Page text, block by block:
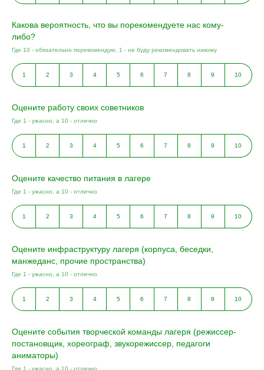
Какова вероятность, что вы порекомендуете нас кому-
либо?
Где 10 - обязательно порекомендую, 1 - не буду рекомендовать никому
1 2 3 4 5 6 7 8 9 10
Оцените работу своих советников
Где 1 - ужасно, а 10 - отлично
1 2 3 4 5 6 7 8 9 10
Оцените качество питания в лагере
Где 1 - ужасно, а 10 - отлично
1 2 3 4 5 6 7 8 9 10
Оцените инфраструктуру лагеря (корпуса, беседки,
манжеданс, прочие пространства)
Где 1 - ужасно, а 10 - отлично
1 2 3 4 5 6 7 8 9 10
Оцените события творческой команды лагеря (режиссер-
постановщик, хореограф, звукорежиссер, педагоги
аниматоры)
Где 1 - ужасно, а 10 - отлично